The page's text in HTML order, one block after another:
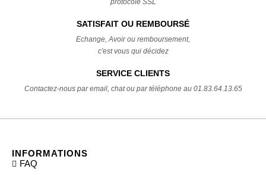
SATISFAIT OU REMBOURSÉ
Echange, Avoir ou remboursement,
c'est vous qui décidez
SERVICE CLIENTS
Contactez-nous par email, chat ou par téléphone au 01.83.64.13.65
INFORMATIONS
FAQ